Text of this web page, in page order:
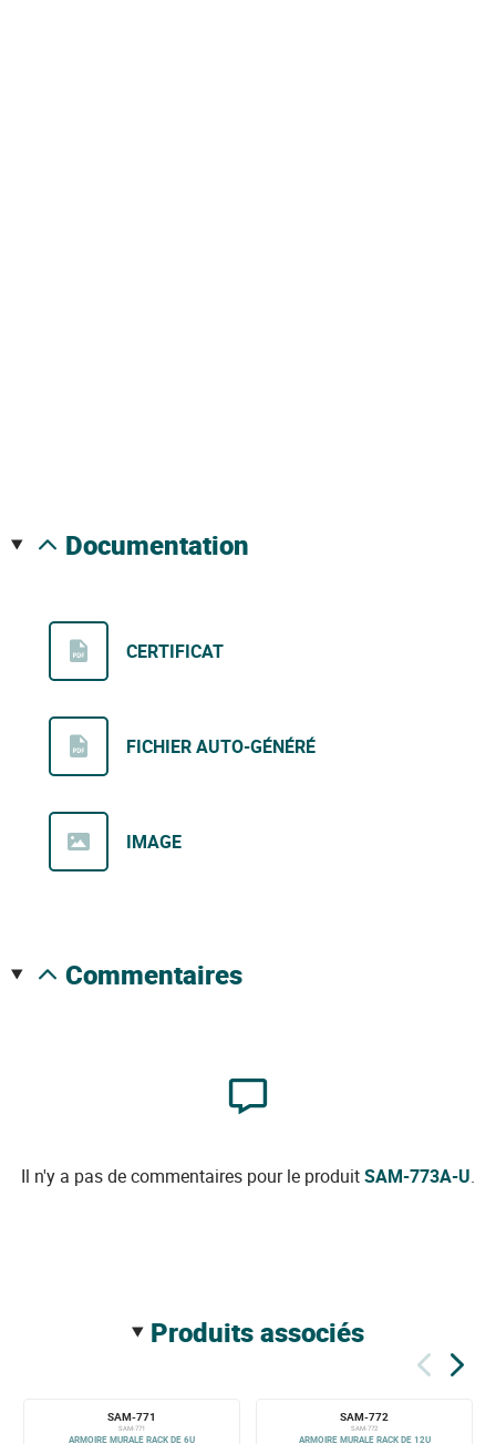
documentation
CERTIFICAT
FICHIER AUTO-GÉNÉRÉ
IMAGE
commentaires
Il n'y a pas de commentaires pour le produitSAM-773A-U.
produits associés
SAM-771
SAM-771
ARMOIRE MURALE RACK DE 6U
SAM-772
SAM-772
ARMOIRE MURALE RACK DE 12U